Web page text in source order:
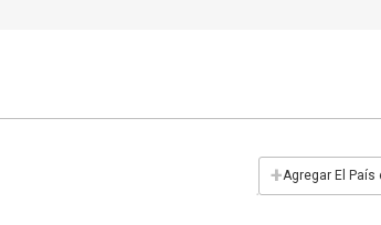
+Agregar El País